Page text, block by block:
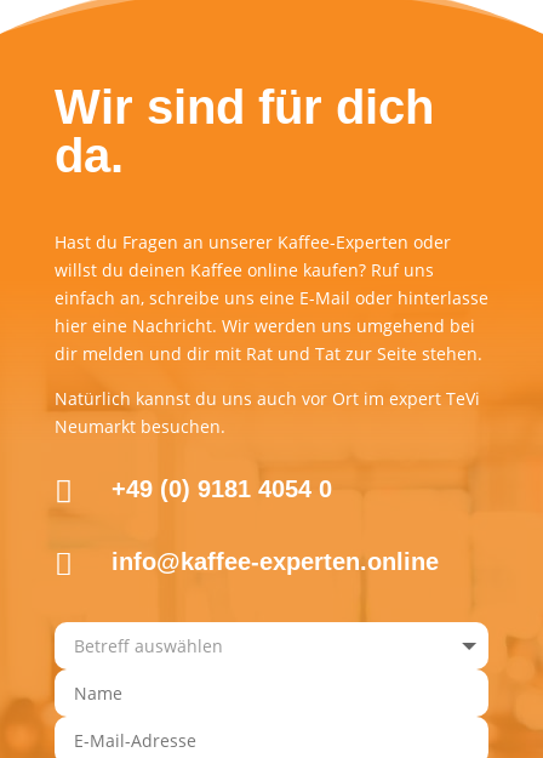
Wir sind für dich
da.
Hast du Fragen an unserer Kaffee-Experten oder
willst du deinen Kaffee online kaufen? Ruf uns
einfach an, schreibe uns eine E-Mail oder hinterlasse
hier eine Nachricht. Wir werden uns umgehend bei
dir melden und dir mit Rat und Tat zur Seite stehen.
Natürlich kannst du uns auch vor Ort im expert TeVi
Neumarkt besuchen.
 +49 (0) 9181 4054 0
 info@kaffee-experten.online